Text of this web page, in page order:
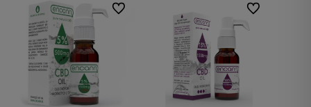
Do ulubionych Do ulubionych